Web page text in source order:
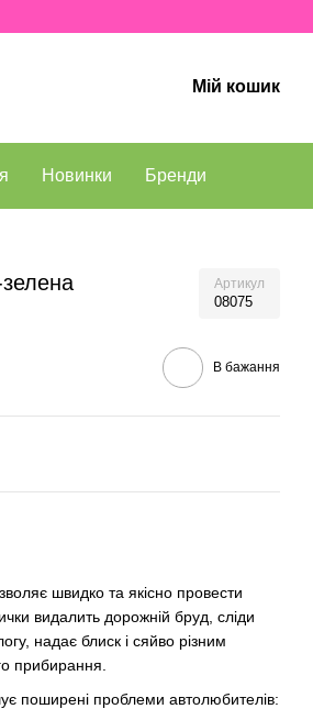
Мій кошик
Новинки Бренди
Артикул
08075
В бажання
швидко та якісно провести
видалить дорожній бруд, сліди
надає блиск і сяйво різним
прибирання.
поширені проблеми автолюбителів: